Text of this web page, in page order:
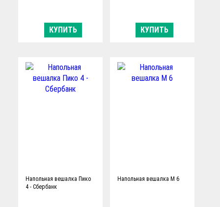
КУПИТЬ КУПИТЬ
Напольная вешалка Пико
4 - Сбербанк
Напольная вешалка М 6